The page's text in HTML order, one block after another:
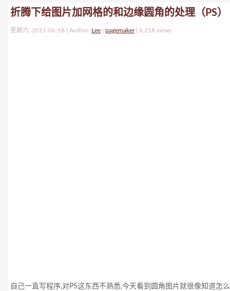
折腾下给图片加网格的和边缘圆角的处理（PS）
星期六, 2011-06-18 | Author: Lee pagemaker| 6,218 views
自己一直写程序,对PS这东西不熟悉,今天看到圆角图片就很像知道怎么